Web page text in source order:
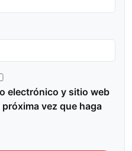
electrónico y sitio web
vez que haga